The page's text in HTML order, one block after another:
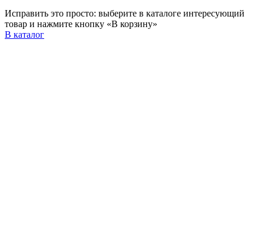
Исправить это просто: выберите в каталоге интересующий
товар и нажмите кнопку «В корзину»
В каталог